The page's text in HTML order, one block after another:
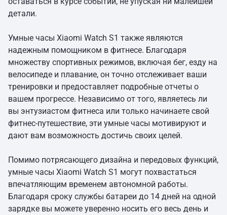
детали.
Умные часы Xiaomi Watch S1 также являются
надежным помощником в фитнесе. Благодаря
множеству спортивных режимов, включая бег, езду на
велосипеде и плавание, он точно отслеживает ваши
тренировки и предоставляет подробные отчеты о
вашем прогрессе. Независимо от того, являетесь ли
вы энтузиастом фитнеса или только начинаете свой
фитнес-путешествие, эти умные часы мотивируют и
дают вам возможность достичь своих целей.
Помимо потрясающего дизайна и передовых функций,
умные часы Xiaomi Watch S1 могут похвастаться
впечатляющим временем автономной работы.
Благодаря сроку службы батареи до 14 дней на одной
зарядке вы можете уверенно носить его весь день и